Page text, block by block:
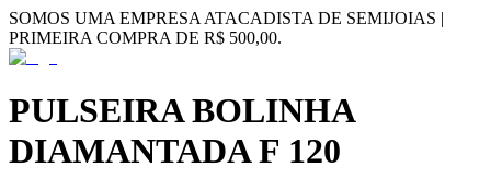
SOMOS UMA EMPRESA ATACADISTA DE SEMIJOIAS |
PRIMEIRA COMPRA DE R$ 500,00.
PULSEIRA BOLINHA
DIAMANTADA F 120